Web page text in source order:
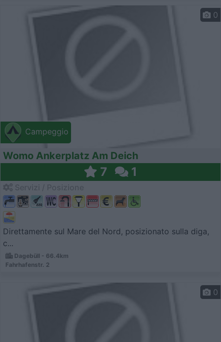
Campeggio
0
Womo Ankerplatz Am Deich
7 1
Direttamente sul Mare del Nord, posizionato sulla diga,
c...
Dagebüll - 66.4km
Fahrhafenstr. 2
0